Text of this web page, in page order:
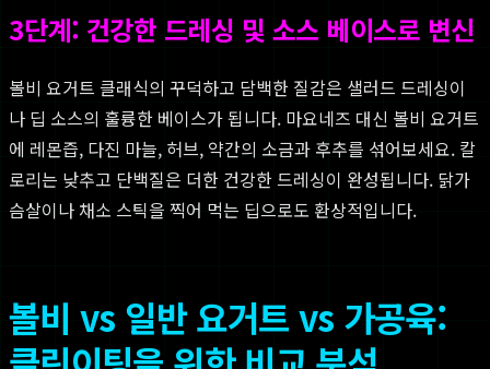
3단계: 건강한 드레싱 및 소스 베이스로 변신
볼비 요거트 클래식의 꾸덕하고 담백한 질감은 샐러드 드레싱이
나 딥 소스의 훌륭한 베이스가 됩니다. 마요네즈 대신 볼비 요거트
에 레몬즙, 다진 마늘, 허브, 약간의 소금과 후추를 섞어보세요. 칼
로리는 낮추고 단백질은 더한 건강한 드레싱이 완성됩니다. 닭가
슴살이나 채소 스틱을 찍어 먹는 딥으로도 환상적입니다.
볼비 vs 일반 요거트 vs 가공육: